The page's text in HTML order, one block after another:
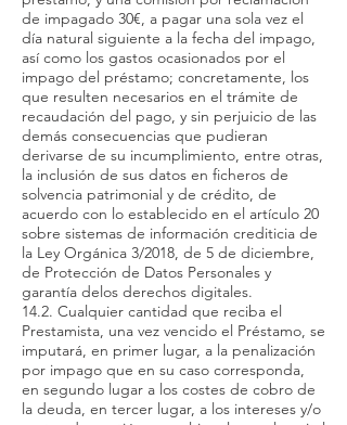
de impagado 30€, a pagar una sola vez el
día natural siguiente a la fecha del impago,
así como los gastos ocasionados por el
impago del préstamo; concretamente, los
que resulten necesarios en el trámite de
recaudación del pago, y sin perjuicio de las
demás consecuencias que pudieran
derivarse de su incumplimiento, entre otras,
la inclusión de sus datos en ficheros de
solvencia patrimonial y de crédito, de
acuerdo con lo establecido en el artículo 20
sobre sistemas de información crediticia de
la Ley Orgánica 3/2018, de 5 de diciembre,
de Protección de Datos Personales y
garantía delos derechos digitales.
14.2. Cualquier cantidad que reciba el
Prestamista, una vez vencido el Préstamo, se
imputará, en primer lugar, a la penalización
por impago que en su caso corresponda,
en segundo lugar a los costes de cobro de
la deuda, en tercer lugar, a los intereses y/o